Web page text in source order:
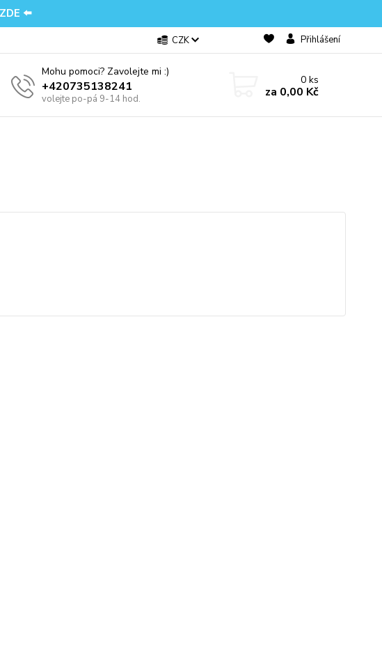
⬅️
CZK Přihlášení
Mohu pomoci? Zavolejte mi :)
‭+420735138241
volejte po-pá 9-14 hod.
0ks
za 0,00 Kč